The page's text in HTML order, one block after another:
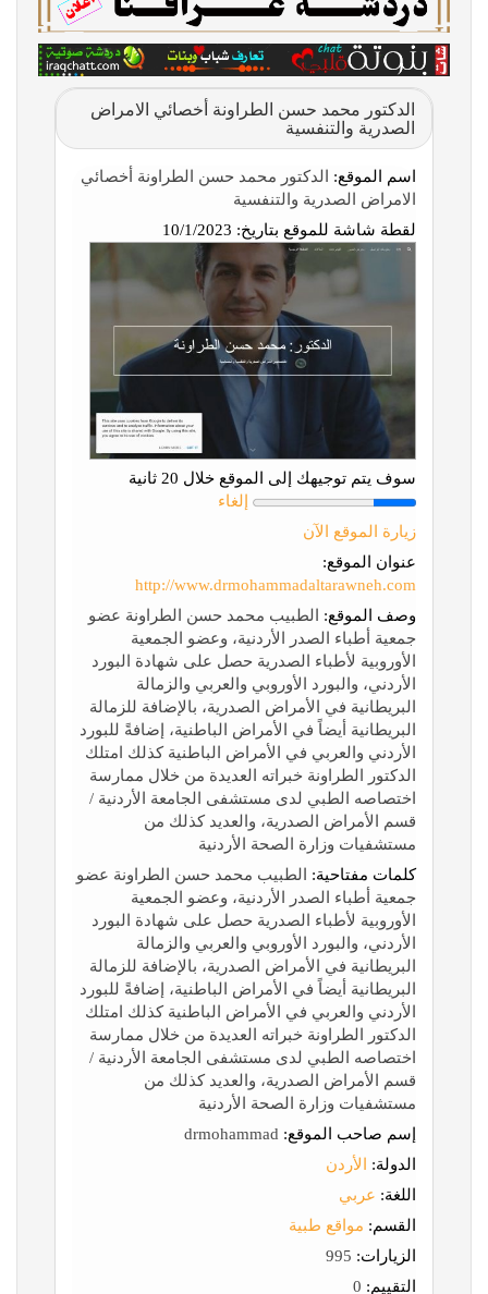
الدكتور محمد حسن الطراونة أخصائي الامراض
الصدرية والتنفسية
اسم الموقع: الدكتور محمد حسن الطراونة أخصائي
الامراض الصدرية والتنفسية
لقطة شاشة للموقع بتاريخ:
سوف يتم توجيهك إلى الموقع خلال 20 ثانية
إلغاء
زيارة الموقع الآن
عنوان الموقع:
http://www.drmohammadaltarawneh.com
وصف الموقع: الطبيب محمد حسن الطراونة عضو
جمعية أطباء الصدر الأردنية، وعضو الجمعية
الأوروبية لأطباء الصدرية حصل على شهادة البورد
الأردني، والبورد الأوروبي والعربي والزمالة
البريطانية في الأمراض الصدرية، بالإضافة للزمالة
البريطانية أيضاً في الأمراض الباطنية، إضافةً للبورد
الأردني والعربي في الأمراض الباطنية كذلك امتلك
الدكتور الطراونة خبراته العديدة من خلال ممارسة
اختصاصه الطبي لدى مستشفى الجامعة الأردنية /
قسم الأمراض الصدرية، والعديد كذلك من
مستشفيات وزارة الصحة الأردنية
كلمات مفتاحية: الطبيب محمد حسن الطراونة عضو
جمعية أطباء الصدر الأردنية، وعضو الجمعية
الأوروبية لأطباء الصدرية حصل على شهادة البورد
الأردني، والبورد الأوروبي والعربي والزمالة
البريطانية في الأمراض الصدرية، بالإضافة للزمالة
البريطانية أيضاً في الأمراض الباطنية، إضافةً للبورد
الأردني والعربي في الأمراض الباطنية كذلك امتلك
الدكتور الطراونة خبراته العديدة من خلال ممارسة
اختصاصه الطبي لدى مستشفى الجامعة الأردنية /
قسم الأمراض الصدرية، والعديد كذلك من
مستشفيات وزارة الصحة الأردنية
إسم صاحب الموقع:
الدولة:
الأردن
اللغة: عربي
القسم: مواقع طبية
الزيارات:
التقييم: